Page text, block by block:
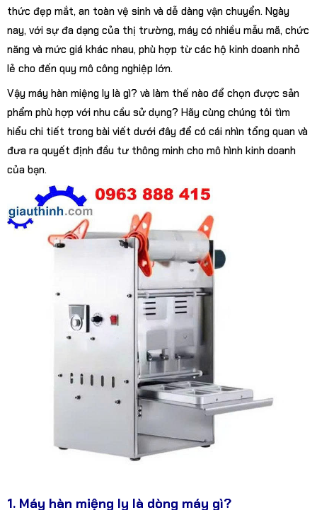
thức đẹp mắt, an toàn vệ sinh và dễ dàng vận chuyển. Ngày
nay, với sự đa dạng của thị trường, máy có nhiều mẫu mã, chức
năng và mức giá khác nhau, phù hợp từ các hộ kinh doanh nhỏ
lẻ cho đến quy mô công nghiệp lớn.
Vậy máy hàn miệng ly là gì? và làm thế nào để chọn được sản
phẩm phù hợp với nhu cầu sử dụng? Hãy cùng chúng tôi tìm
hiểu chi tiết trong bài viết dưới đây để có cái nhìn tổng quan và
đưa ra quyết định đầu tư thông minh cho mô hình kinh doanh
của bạn.
1. Máy hàn miệng ly là dòng máy gì?